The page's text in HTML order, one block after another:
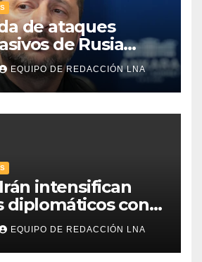
de ataques
de Rusia
y centros
eleva la tensión
ucraniano
EQUIPO DE REDACCIÓN LNA
Irán intensifican
diplomáticos con
de Omán para
de Ormuz
EQUIPO DE REDACCIÓN LNA